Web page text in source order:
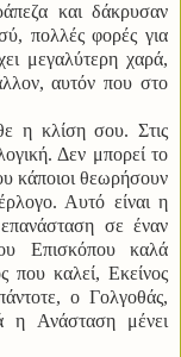
και δάκρυσαν
πολλές φορές για
μεγαλύτερη χαρά,
αυτόν που στο
κλίση σου. Στις
Δεν μπορεί το
κάποιοι θεωρήσουν
Αυτό είναι η
σε έναν
Επισκόπου καλά
που καλεί, Εκείνος
ο Γολγοθάς,
η Ανάσταση μένει